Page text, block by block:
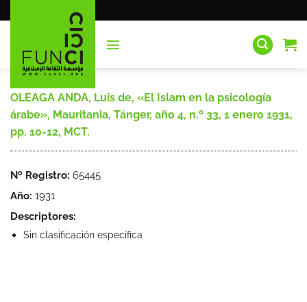
al
OLEAGA ANDA, Luis de, «El Islam en la psicología
árabe», Mauritania, Tánger, año 4, n.º 33, 1 enero 1931,
pp. 10-12, MCT.
Nº Registro: 65445
Año: 1931
Descriptores:
Sin clasificación específica